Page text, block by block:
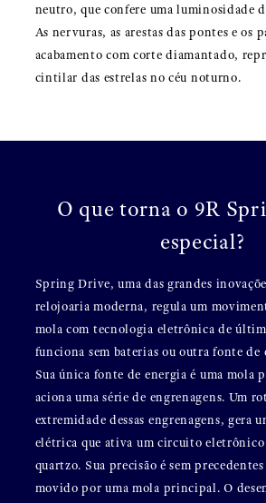
neutro, que confere uma luminosidade
As nervuras, as arestas das pontes e os
acabamento com corte diamantado,
cintilar das estrelas no céu noturno.
O que torna o 9R
especial?
Spring Drive, uma das grandes
relojoaria moderna, regula um
mola com tecnologia eletrônica de
funciona sem baterias ou outra fonte de
Sua única fonte de energia é uma mola
aciona uma série de engrenagens. Um
extremidade dessas engrenagens, gera
elétrica que ativa um circuito eletrônico
quartzo. Sua precisão é sem
movido por uma mola principal. O